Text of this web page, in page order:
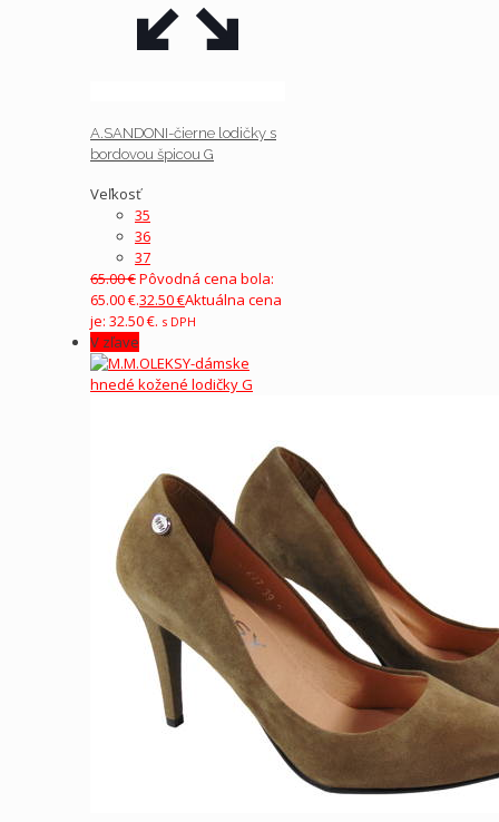
A.SANDONI-čierne lodičky s
bordovou špicou G
Veľkosť
35
36
37
65.00€Pôvodná cena bola:
65.00 €.32.50€Aktuálna cena
je: 32.50 €. s DPH
V zľave